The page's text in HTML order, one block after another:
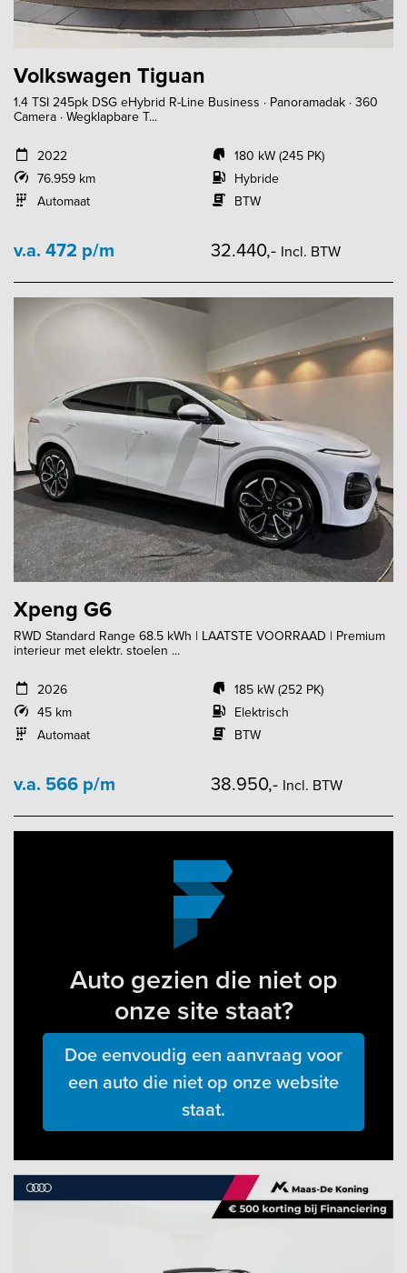
Volkswagen Tiguan
1.4 TSI 245pk DSG eHybrid R-Line Business · Panoramadak · 360
Camera · Wegklapbare T...
2022
76.959 km
Automaat
180 kW (245 PK)
Hybride
BTW
v.a. 472 p/m 32.440,- Incl. BTW
Xpeng G6
RWD Standard Range 68.5 kWh | LAATSTE VOORRAAD | Premium
interieur met elektr. stoelen ...
2026
45 km
Automaat
185 kW (252 PK)
Elektrisch
BTW
v.a. 566 p/m 38.950,- Incl. BTW
Auto gezien die niet op
onze site staat?
Doe eenvoudig een aanvraag voor
een auto die niet op onze website
staat.